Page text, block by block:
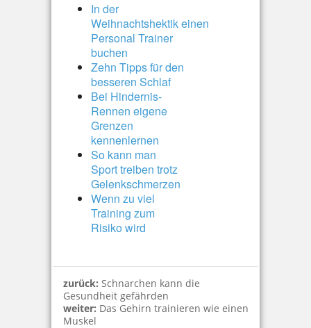
In der
Weihnachtshektik einen
Personal Trainer
buchen
Zehn Tipps für den
besseren Schlaf
Bei Hindernis-
Rennen eigene
Grenzen
kennenlernen
So kann man
Sport treiben trotz
Gelenkschmerzen
Wenn zu viel
Training zum
Risiko wird
zurück: Schnarchen kann die
Gesundheit gefährden
weiter: Das Gehirn trainieren wie einen
Muskel